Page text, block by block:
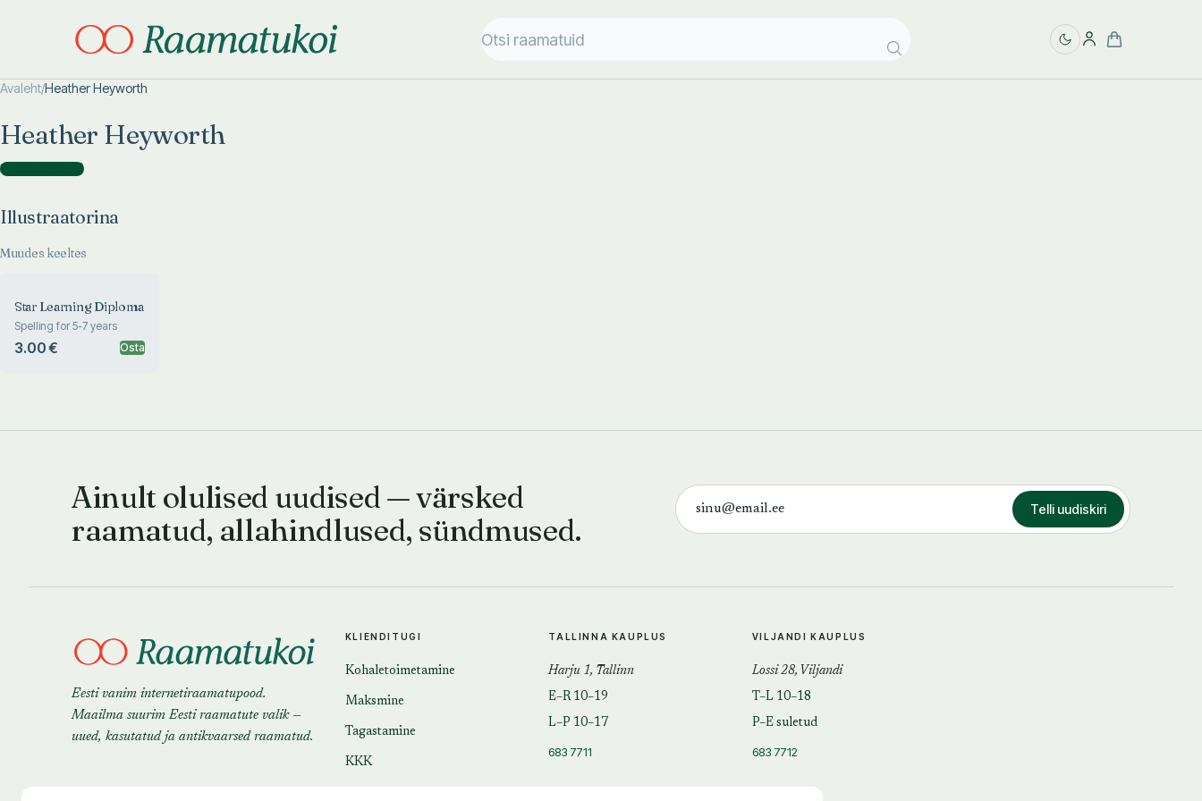
Avaleht/Heather Heyworth
Heather Heyworth
Illustraatorina )
Illustraatorina
Muudes keeltes
Star Learning Diploma
Spelling for 5-7 years
3.00 € Osta
Ainult olulised uudised — värsked
raamatud, allahindlused, sündmused.
Telli uudiskiri
Eesti vanim internetiraamatupood.
Maailma suurim Eesti raamatute valik —
uued, kasutatud ja antikvaarsed raamatud.
KLIENDITUGI
Kohaletoimetamine
Maksmine
Tagastamine
KKK
TALLINNA KAUPLUS
Harju 1, Tallinn
E–R 10–19
L–P 10–17
683 7711
VILJANDI KAUPLUS
Lossi 28, Viljandi
T–L 10–18
P–E suletud
683 7712